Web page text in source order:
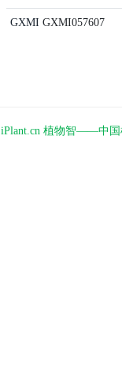
GXMI GXMI057607
iPlant.cn 植物智——中国